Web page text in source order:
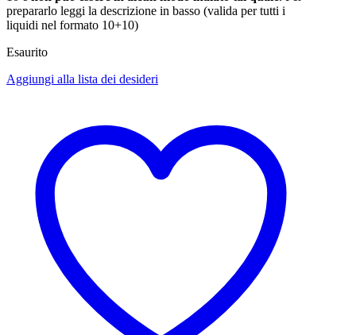
prepararlo leggi la descrizione in basso (valida per tutti i
liquidi nel formato 10+10)
Esaurito
Aggiungi alla lista dei desideri